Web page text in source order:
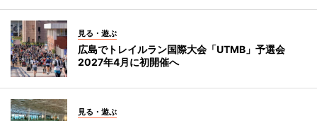
見る・遊ぶ
広島でトレイルラン国際大会「UTMB」予選会
2027年4月に初開催へ
見る・遊ぶ